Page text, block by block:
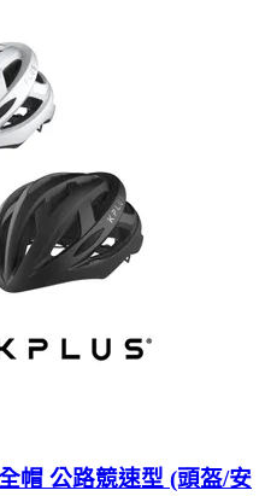
帽 公路競速型 (頭盔/安